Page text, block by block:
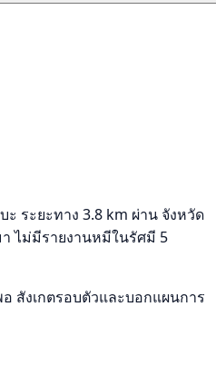
ระยะทาง 3.8 km ผ่าน จังหวัด
ไม่มีรายงานหมีในรัศมี 5
สังเกตรอบตัวและบอกแผนการ